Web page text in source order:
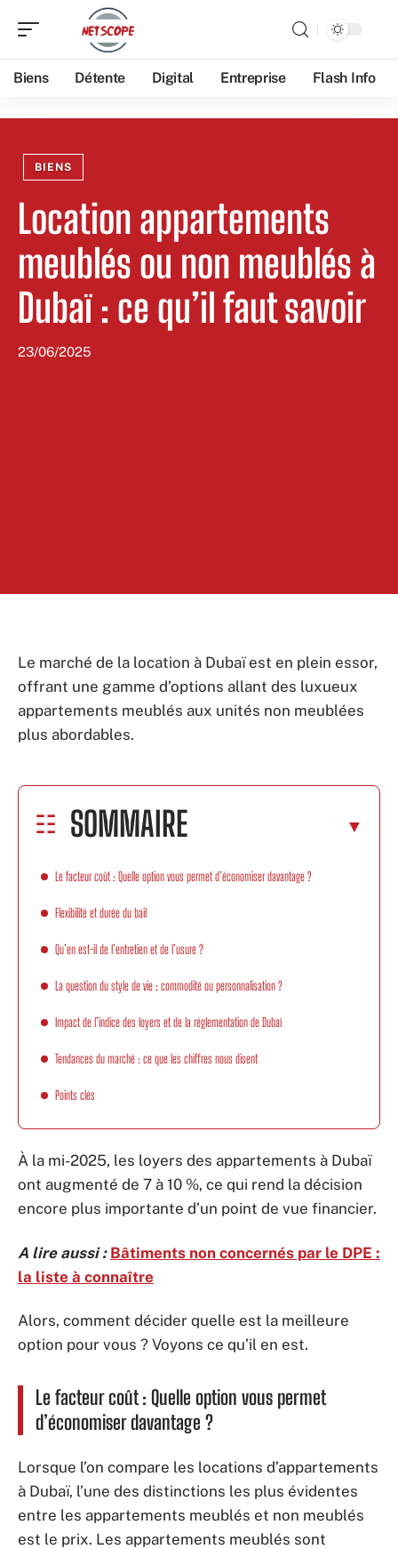
Biens Détente Digital Entreprise Flash Info
BIENS
Location appartements
meublés ou non meublés à
Dubaï : ce qu’il faut savoir
23/06/2025
Le marché de la location à Dubaï est en plein essor,
offrant une gamme d’options allant des luxueux
appartements meublés aux unités non meublées
plus abordables.
SOMMAIRE
Le facteur coût : Quelle option vous permet d’économiser davantage ?
Flexibilité et durée du bail
Qu’en est-il de l’entretien et de l’usure ?
La question du style de vie : commodité ou personnalisation ?
Impact de l’indice des loyers et de la réglementation de Dubaï
Tendances du marché : ce que les chiffres nous disent
Points clés
À la mi-2025, les loyers des appartements à Dubaï
ont augmenté de 7 à 10 %, ce qui rend la décision
encore plus importante d’un point de vue financier.
A lire aussi : Bâtiments non concernés par le DPE :
la liste à connaître
Alors, comment décider quelle est la meilleure
option pour vous ? Voyons ce qu’il en est.
Le facteur coût : Quelle option vous permet
d’économiser davantage ?
Lorsque l’on compare les locations d’appartements
à Dubaï, l’une des distinctions les plus évidentes
entre les appartements meublés et non meublés
est le prix. Les appartements meublés sont